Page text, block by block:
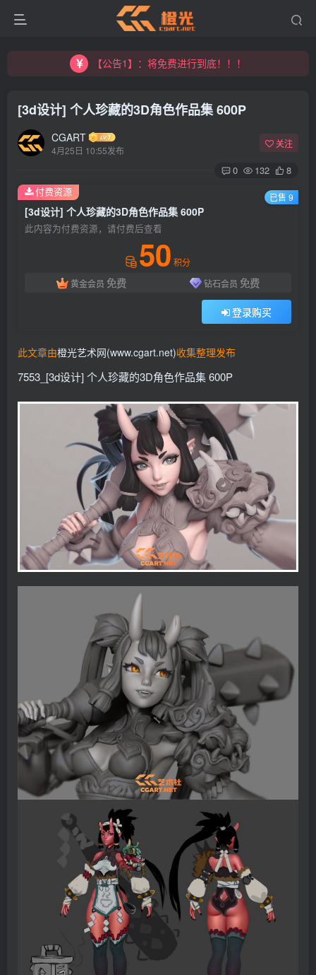
【公告1】：将免费进行到底！！！
【公告1】：将免费进行到底！！！
[3d设计] 个人珍藏的3D角色作品集 600P
CGART
4月25日 10:55发布
关注
0 132 8
[3d设计] 个人珍藏的3D角色作品集 600P
此内容为付费资源，请付费后查看
50 积分
黄金会员 免费 钻石会员 免费
登录购买
付费资源 已售 9
此文章由橙光艺术网(www.cgart.net)收集整理发布
7553_[3d设计] 个人珍藏的3D角色作品集 600P
登录
没有账号？立即注册
用户名/手机号/邮箱
登录
社交账号登录
QQ登录